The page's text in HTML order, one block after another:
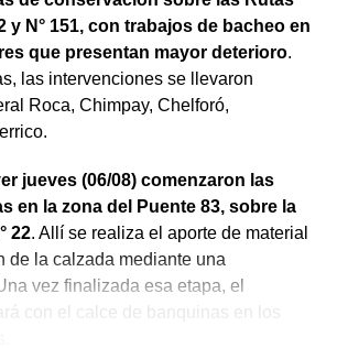
y N° 151, con trabajos de bacheo en
que presentan mayor deterioro.
las intervenciones se llevaron
Roca, Chimpay, Chelforó,
jueves (06/08) comenzaron las
en la zona del Puente 83, sobre la
22. Allí se realiza el aporte de material
de la calzada mediante una
vez finalizada esa etapa, el
con el calce de banquinas en los